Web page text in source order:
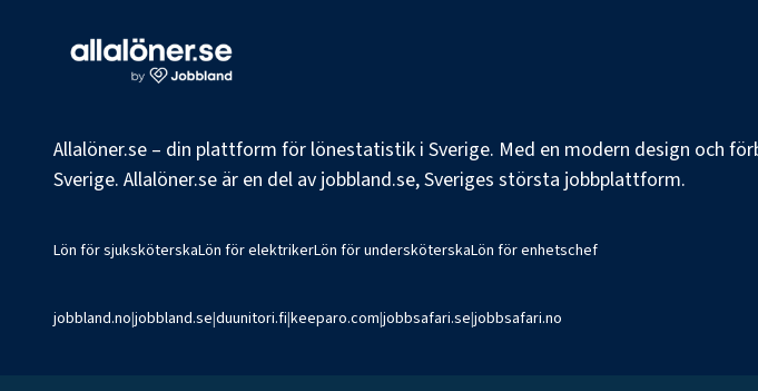
Allalöner.se – din plattform för lönestatistik i Sverige. Med en modern design och
Sverige. Allalöner.se är en del av jobbland.se, Sveriges största jobbplattform.
Lön för sjuksköterskaLön för elektrikerLön för undersköterskaLön för enhetschef
jobbland.no|jobbland.se|duunitori.fi|keeparo.com|jobbsafari.se|jobbsafari.no